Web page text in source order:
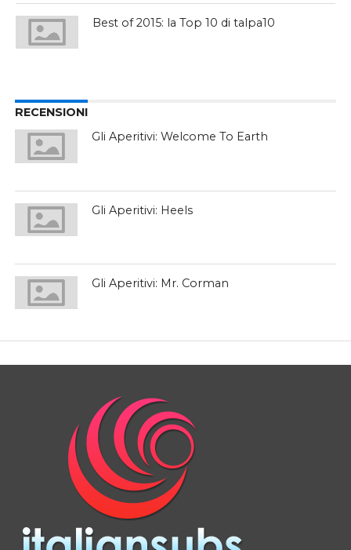
Best of 2015: la Top 10 di talpa10
RECENSIONI
Gli Aperitivi: Welcome To Earth
Gli Aperitivi: Heels
Gli Aperitivi: Mr. Corman